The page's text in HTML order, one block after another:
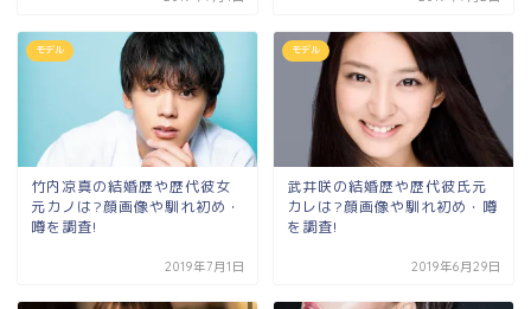
モデル
竹内凉真の結婚歴や歴代彼女
元カノは?顔画像や馴れ初め・
噂を調査!
2019年7月1日
モデル
武井咲の結婚歴や歴代彼氏元
カレは?顔画像や馴れ初め・噂
を調査!
2019年6月29日